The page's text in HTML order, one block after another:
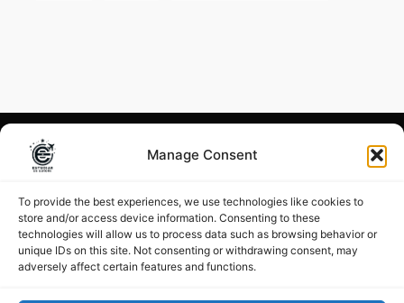
Manage Consent
To provide the best experiences, we use technologies like cookies to
store and/or access device information. Consenting to these
technologies will allow us to process data such as browsing behavior or
unique IDs on this site. Not consenting or withdrawing consent, may
adversely affect certain features and functions.
© Estudiar en Europa 2026